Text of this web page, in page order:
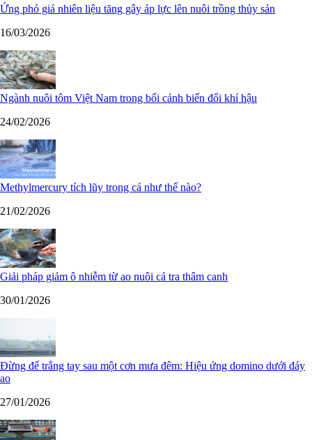
Ứng phó giá nhiên liệu tăng gây áp lực lên nuôi trồng thủy sản
16/03/2026
Ngành nuôi tôm Việt Nam trong bối cảnh biến đổi khí hậu
24/02/2026
Methylmercury tích lũy trong cá như thế nào?
21/02/2026
Giải pháp giảm ô nhiễm từ ao nuôi cá tra thâm canh
30/01/2026
Đừng để trắng tay sau một cơn mưa đêm: Hiệu ứng domino dưới đáy
ao
27/01/2026